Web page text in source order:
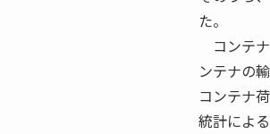
た。
コンテ
ンテナの
コンテナ
統計によ